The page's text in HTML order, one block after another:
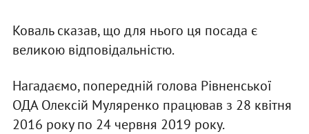
Коваль сказав, що для нього ця посада є
великою відповідальністю.
Нагадаємо, попередній голова Рівненської
ОДА Олексій Муляренко працював з 28 квітня
2016 року по 24 червня 2019 року.